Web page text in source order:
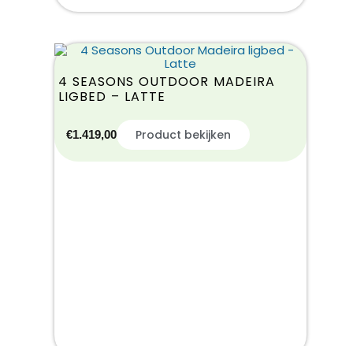
4 SEASONS OUTDOOR MADEIRA
LIGBED – LATTE
€1.419,00 Product bekijken